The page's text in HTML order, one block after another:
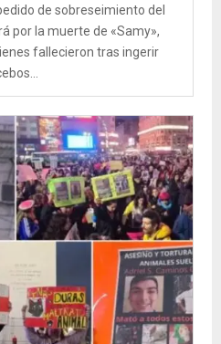
de sobreseimiento del
por la muerte de «Samy»,
fallecieron tras ingerir